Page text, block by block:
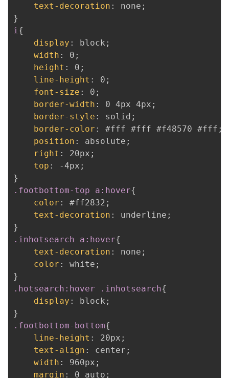
text-decoration : none ;
}
i{
display : block ;
width : 0 ;
height : 0 ;
line-height : 0 ;
font-size : 0 ;
border-width : 0 4px 4px ;
border-style : solid ;
border-color : #fff #fff #f48570 #fff ;
position : absolute ;
right : 20px ;
top : -4px ;
}
.footbottom-top a:hover{
color : #ff2832 ;
text-decoration : underline ;
}
.inhotsearch a:hover{
text-decoration : none ;
color : white ;
}
.hotsearch:hover .inhotsearch{
display : block ;
}
.footbottom-bottom{
line-height : 20px ;
text-align : center ;
width : 960px ;
margin : 0 auto ;